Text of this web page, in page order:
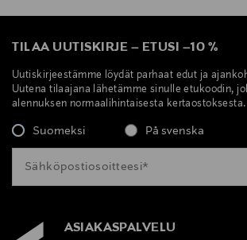
TILAA UUTISKIRJE – ETUSI –10 %
Uutiskirjeestämme löydät parhaat edut ja
Uutena tilaajana lähetämme sinulle etukoodin,
alennuksen normaalihintaisesta kertaostoksesta.
Suomeksi På svenska
ASIAKASPALVELU